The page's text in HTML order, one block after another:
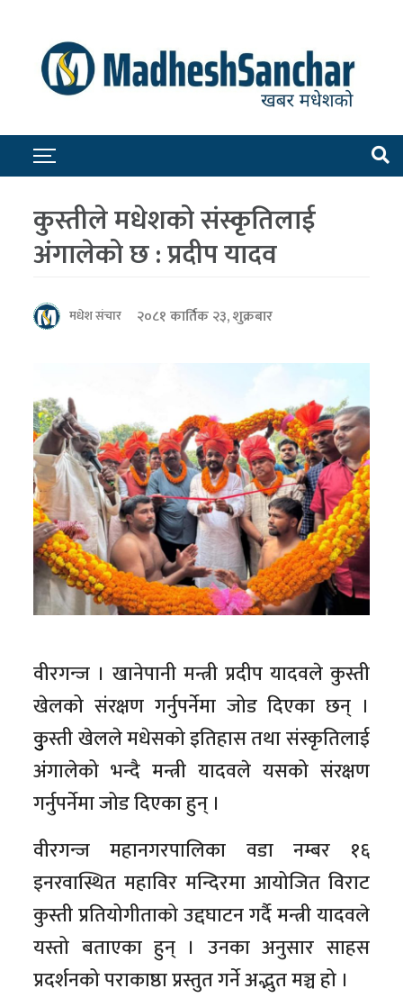
कुस्तीले मधेशको संस्कृतिलाई
अंगालेको छ : प्रदीप यादव
मधेश संचार २०८१ कार्तिक २३, शुक्रबार
वीरगन्ज । खानेपानी मन्त्री प्रदीप यादवले कुस्ती
खेलको संरक्षण गर्नुपर्नेमा जोड दिएका छन् ।
कुुस्ती खेलले मधेसको इतिहास तथा संस्कृतिलाई
अंगालेको भन्दै मन्त्री यादवले यसको संरक्षण
गर्नुपर्नेमा जोड दिएका हुन् ।
वीरगन्ज महानगरपालिका वडा नम्बर १६
इनरवास्थित महाविर मन्दिरमा आयोजित विराट
कुस्ती प्रतियोगीताको उद्दघाटन गर्दै मन्त्री यादवले
यस्तो बताएका हुन् । उनका अनुसार साहस
प्रदर्शनको पराकाष्ठा प्रस्तुत गर्ने अद्भुत मञ्च हो ।